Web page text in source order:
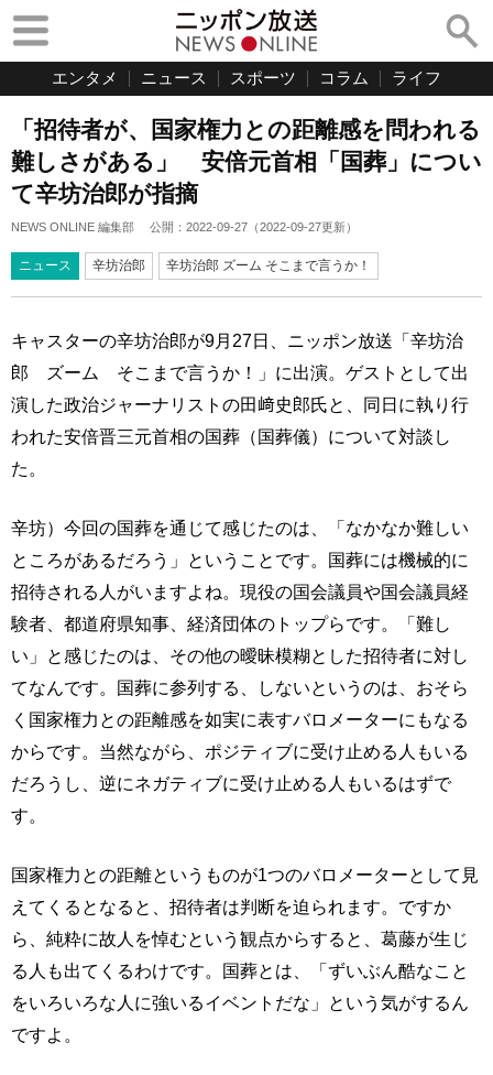
エンタメ ニュース スポーツ コラム ライフ
「招待者が、国家権力との距離感を問われる
難しさがある」 安倍元首相「国葬」につい
て辛坊治郎が指摘
NEWS ONLINE 編集部 公開： 2022-09-27 （2022-09-27更新）
ニュース 辛坊治郎 辛坊治郎 ズーム そこまで言うか！
キャスターの辛坊治郎が9月27日、ニッポン放送「辛坊治
郎 ズーム そこまで言うか！」に出演。ゲストとして出
演した政治ジャーナリストの田﨑史郎氏と、同日に執り行
われた安倍晋三元首相の国葬（国葬儀）について対談し
た。
辛坊）今回の国葬を通じて感じたのは、「なかなか難しい
ところがあるだろう」ということです。国葬には機械的に
招待される人がいますよね。現役の国会議員や国会議員経
験者、都道府県知事、経済団体のトップらです。「難し
い」と感じたのは、その他の曖昧模糊とした招待者に対し
てなんです。国葬に参列する、しないというのは、おそら
く国家権力との距離感を如実に表すバロメーターにもなる
からです。当然ながら、ポジティブに受け止める人もいる
だろうし、逆にネガティブに受け止める人もいるはずで
す。
国家権力との距離というものが1つのバロメーターとして見
えてくるとなると、招待者は判断を迫られます。ですか
ら、純粋に故人を悼むという観点からすると、葛藤が生じ
る人も出てくるわけです。国葬とは、「ずいぶん酷なこと
をいろいろな人に強いるイベントだな」という気がするん
ですよ。